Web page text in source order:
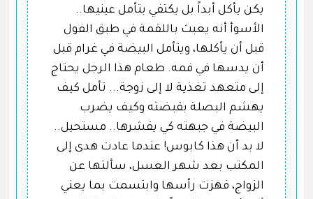
يكن يأكل أبداً بل يكتفي بتأمل عينيها..
الأسوأ أنه يعبث باللقمة في طبق الفول
قبل أن يأكلها، ويتأمل البيضة في غرام قبل
أن يدسها في فمه. طعام هذا الرجل يحتاج
إلى متعهد تغذية لا إلى زوجة... تأمل كيف
يهشم البصلة بقبضته وكيف يضرب
البيضة في جبهته كي يقشرها.. مستحيل..
لا بد أن هذا كابوس! عندما عادت هدى إلى
المكتب بعد شهر العسل، سألتها عن
الزواج، فهزت رأسها وابتسمت بما يعني